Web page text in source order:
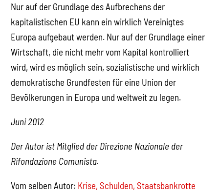
Nur auf der Grundlage des Aufbrechens der
kapitalistischen EU kann ein wirklich Vereinigtes
Europa aufgebaut werden. Nur auf der Grundlage einer
Wirtschaft, die nicht mehr vom Kapital kontrolliert
wird, wird es möglich sein, sozialistische und wirklich
demokratische Grundfesten für eine Union der
Bevölkerungen in Europa und weltweit zu legen.
Juni 2012
Der Autor ist Mitglied der Direzione Nazionale der
Rifondazione Comunista.
Vom selben Autor: Krise, Schulden, Staatsbankrotte